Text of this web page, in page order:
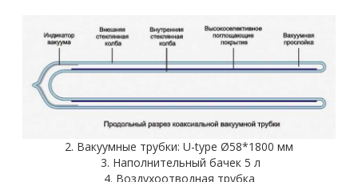
2. Вакуумные трубки: U-type Ø58*1800 мм
3. Наполнительный бачек 5 л
4. Воздухоотводная трубка